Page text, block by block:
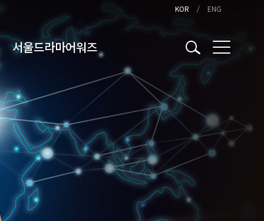
KOR ENG
서울드라마어워즈